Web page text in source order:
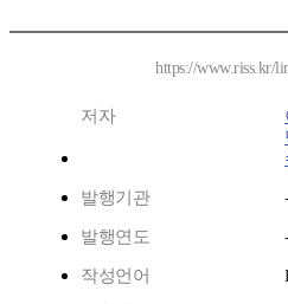
https://www.riss.kr/
저자
발행기관
발행연도
작성언어